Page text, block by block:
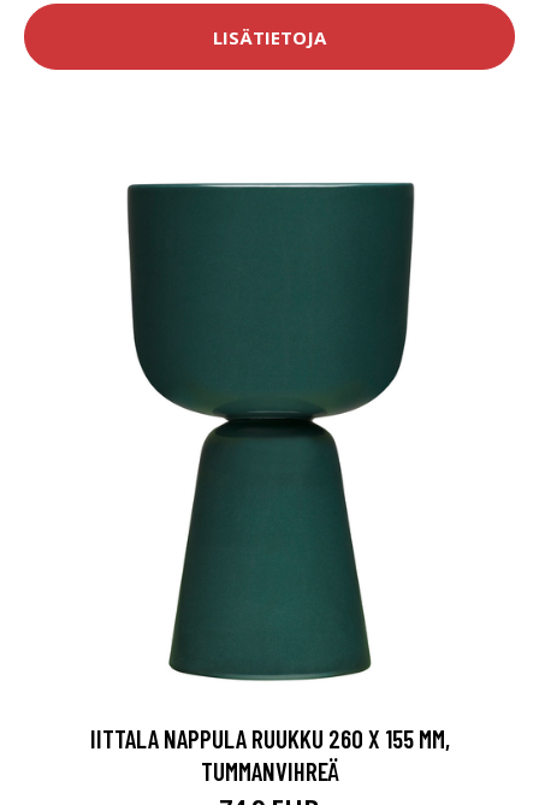
LISÄTIETOJA
IITTALA NAPPULA RUUKKU 260 X 155 MM,
TUMMANVIHREÄ